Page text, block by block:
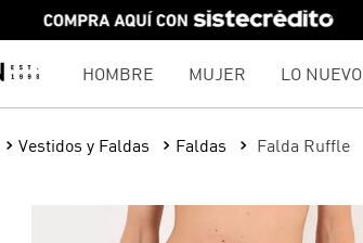
HOMBRE MUJER LO NUEVO
Vestidos y Faldas Faldas Falda Ruffle